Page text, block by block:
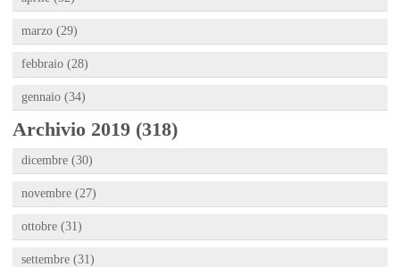
marzo (29)
febbraio (28)
gennaio (34)
Archivio 2019 (318)
dicembre (30)
novembre (27)
ottobre (31)
settembre (31)